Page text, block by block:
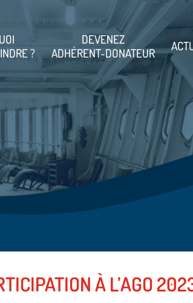
?
DEVENEZ
ADHÉRENT-DONATEUR
À L’AGO